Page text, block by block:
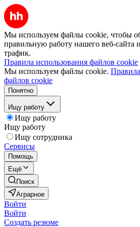
Мы используем файлы cookie, чтобы
правильную работу нашего веб-сайта
трафик.
Правила использования файлов cookie
Мы используем файлы cookie.
файлов cookie
Понятно
Ищу работу
Ищу работу
Ищу работу
Ищу сотрудника
Сервисы
Помощь
Ещё
Поиск
Аграрное
Войти
Войти
Создать резюме